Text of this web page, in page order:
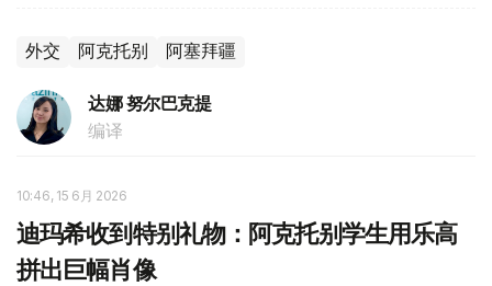
外交 阿克托别 阿塞拜疆
达娜 努尔巴克提
编译
10:46, 15 6月 2026
迪玛希收到特别礼物：阿克托别学生用乐高
拼出巨幅肖像